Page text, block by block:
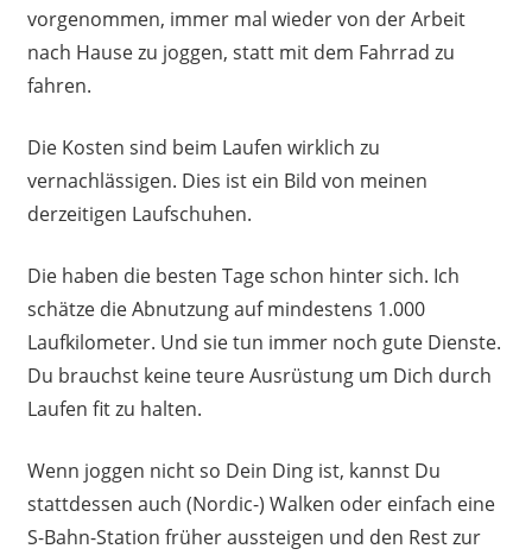
vorgenommen, immer mal wieder von der Arbeit
nach Hause zu joggen, statt mit dem Fahrrad zu
fahren.
Die Kosten sind beim Laufen wirklich zu
vernachlässigen. Dies ist ein Bild von meinen
derzeitigen Laufschuhen.
Die haben die besten Tage schon hinter sich. Ich
schätze die Abnutzung auf mindestens 1.000
Laufkilometer. Und sie tun immer noch gute Dienste.
Du brauchst keine teure Ausrüstung um Dich durch
Laufen fit zu halten.
Wenn joggen nicht so Dein Ding ist, kannst Du
stattdessen auch (Nordic-) Walken oder einfach eine
S-Bahn-Station früher aussteigen und den Rest zur